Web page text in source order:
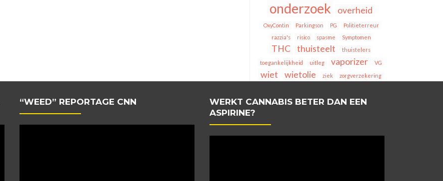
onderzoek overheid
OxyContin Parkingson PG
Politieterreur
razzia's
risico spasme Symptomen
THC thuisteelt
thuistelers
toegankelijkheid
uitleg vaporizer VG
wiet wietolie ziek zorgverzekering
“WEED” REPORTAGE CNN
WERKT CANNABIS BETER DAN EEN
ASPIRINE?